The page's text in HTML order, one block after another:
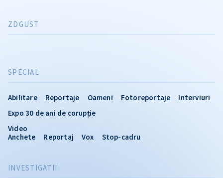
INVESTIGATII
SPECIAL
Abilitare Reportaje Oameni Fotoreportaje
Interviuri
Expo 30 de ani de corupție
Video
Anchete
Reportaj Vox Stop-cadru
ZDGUST